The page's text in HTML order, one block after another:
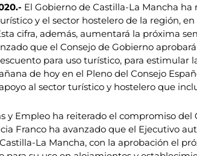
El Gobierno de Castilla-La Mancha
y el sector hostelero de la región,
cifra, además, aumentará la próxima
que el Consejo de Gobierno
para uso turístico, para
de hoy en el Pleno del Consejo
al sector turístico y hostelero que
y Empleo ha reiterado el compromiso
Franco ha avanzado que el Ejecutivo
La Mancha, con la aprobación el